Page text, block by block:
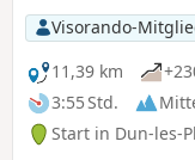
Visorando-
11,39 km
3:55 Std.
Start in Dun-les-